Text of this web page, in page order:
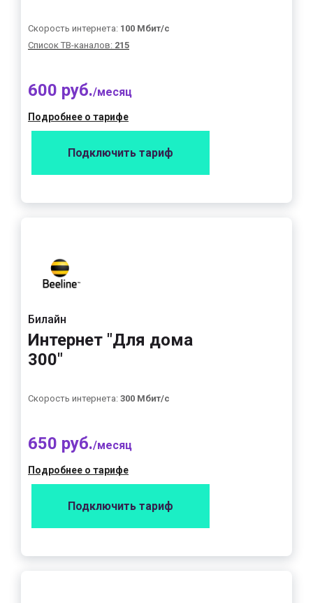
Скорость интернета: 100 Мбит/с
Список ТВ-каналов: 215
600 руб./месяц
Подробнее о тарифе
Подключить тариф
Билайн
Интернет "Для дома
300"
Скорость интернета: 300 Мбит/с
650 руб./месяц
Подробнее о тарифе
Подключить тариф